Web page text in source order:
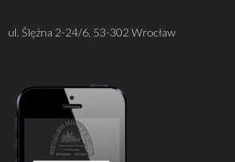
ul. Ślężna 2-24/6, 53-302 Wrocław